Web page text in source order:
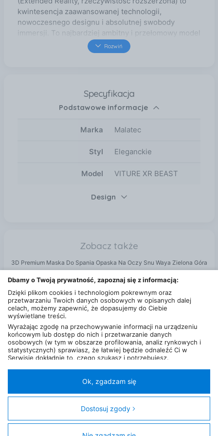
Rozwiń
Specyfikacja
Podstawowe informacje
Marka Malatec
Styl Eleganckie
Model VITURE XR BEAST
Design
Zobacz także
3D Premium Maska Do Spania Opaska Na Oczy Snu Waya Zielona Góra
Ceneo.pl sp. z o.o.
Kategorie
Miasta Sklepy FAQ Regulamin
Dbamy o Twoją prywatność, zapoznaj się z informacją:
Dzięki plikom cookies i technologiom pokrewnym oraz
przetwarzaniu Twoich danych osobowych w opisanych dalej
celach, możemy zapewnić, że dopasujemy do Ciebie
wyświetlane treści.
Wyrażając zgodę na przechowywanie informacji na urządzeniu
końcowym lub dostęp do nich i przetwarzanie danych
osobowych (w tym w obszarze profilowania, analiz rynkowych i
statystycznych) sprawiasz, że łatwiej będzie odnaleźć Ci w
Serwisie dokładnie to, czego szukasz i potrzebujesz.
internetowy, dane przeglądania)nasi partnerzy (129 partnerów)
Twoja zgoda jest dobrowolna i obejmuje przetwarzanie danych
osobowych w celach: prezentowania spersonalizowanych treści i
reklam oraz ich pomiaru, tworzenia statystyk, poprawy
funkcjonalności strony, ułatwienia korzystania z naszych stron.
Ok, zgadzam się
Dostosuj zgody